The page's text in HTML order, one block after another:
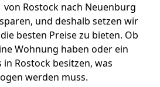
Rostock nach Neuenburg
und deshalb setzen wir
besten Preise zu bieten. Ob
Wohnung haben oder ein
in Rostock besitzen, was
werden muss.